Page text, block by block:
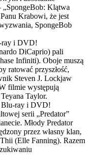
Klątwa
Krabowi, że jest
SpongeBob
ray i DVD!
DiCaprio) pali
Infiniti). Oboje muszą
ratować przyszłość,
Steven J. Lockjaw
filmie występują
Taylor.
Blu-ray i DVD!
serii „Predator”
Młody Predator
przez własny klan,
(Elle Fanning). Razem